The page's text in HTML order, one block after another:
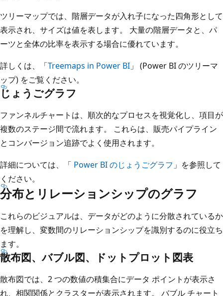
ツリーマップでは、階層データが入れ子になった四角形として
表示され、サイズは値を表します。 大量の階層データと、パ
ーツと全体の比率を表示する場合に優れています。
詳しくは、「Treemaps in Power BI 」 (Power BI のツリーマ
ップ) をご覧ください。
じょうごグラフ
ファンネルチャートは、順次的なプロセスを視覚化し、項目が
複数のステージ間で流れます。 これらは、販売パイプライン
とコンバージョン追跡でよく使用されます。
詳細については、「 Power BI のじょうごグラフ 」を参照して
ください。
分布とリレーションシップのグラフ
これらのビジュアルは、データがどのように分散されているか
を理解し、変数間のリレーションシップを識別するのに役立ち
ます。
散布図、バブル図、ドットプロット図表
散布図では、2 つの数値の積集合にデータ ポイントが表示さ
れ、相関関係とクラスターが表示されます。 バブル チャート